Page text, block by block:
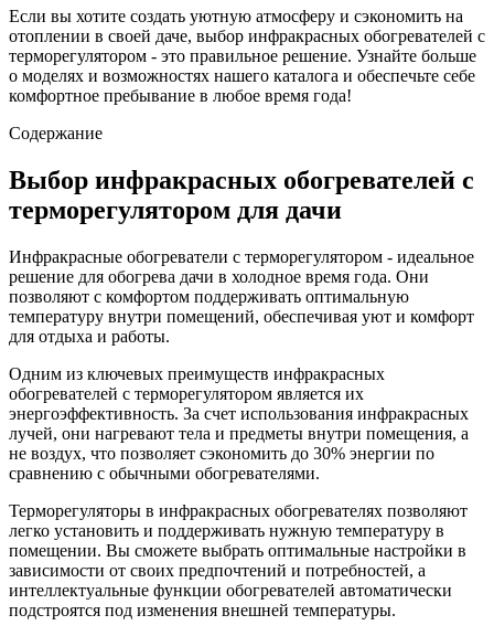
Если вы хотите создать уютную атмосферу и сэкономить на
отоплении в своей даче, выбор инфракрасных обогревателей с
терморегулятором - это правильное решение. Узнайте больше
о моделях и возможностях нашего каталога и обеспечьте себе
комфортное пребывание в любое время года!
Содержание
Выбор инфракрасных обогревателей с
терморегулятором для дачи
Инфракрасные обогреватели с терморегулятором - идеальное
решение для обогрева дачи в холодное время года. Они
позволяют с комфортом поддерживать оптимальную
температуру внутри помещений, обеспечивая уют и комфорт
для отдыха и работы.
Одним из ключевых преимуществ инфракрасных
обогревателей с терморегулятором является их
энергоэффективность. За счет использования инфракрасных
лучей, они нагревают тела и предметы внутри помещения, а
не воздух, что позволяет сэкономить до 30% энергии по
сравнению с обычными обогревателями.
Терморегуляторы в инфракрасных обогревателях позволяют
легко установить и поддерживать нужную температуру в
помещении. Вы сможете выбрать оптимальные настройки в
зависимости от своих предпочтений и потребностей, а
интеллектуальные функции обогревателей автоматически
подстроятся под изменения внешней температуры.